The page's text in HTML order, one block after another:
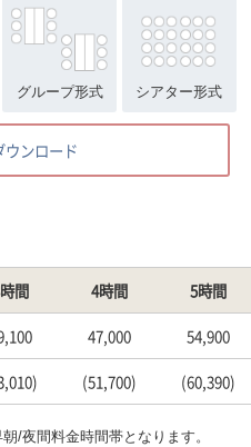
グループ形式 シアター形式
ンロード
間 4時間 5時間
47,000 54,900
(51,700) (60,390)
/夜間料金時間帯となります。